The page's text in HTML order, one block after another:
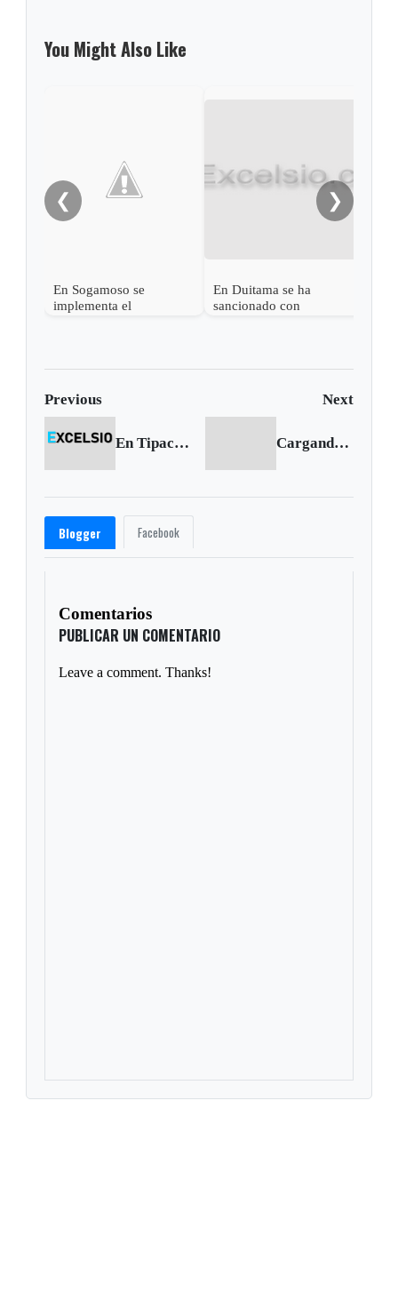
You Might Also Like
❮
En Sogamoso se
implementa el
En Duitama se ha
sancionado con
❯
Previous Next
En Tipacoque celebrarán 100 años del natalicio de Eduardo Caballero Calderón Cargando siguiente...
Blogger Facebook
Comentarios
PUBLICAR UN COMENTARIO
Leave a comment. Thanks!